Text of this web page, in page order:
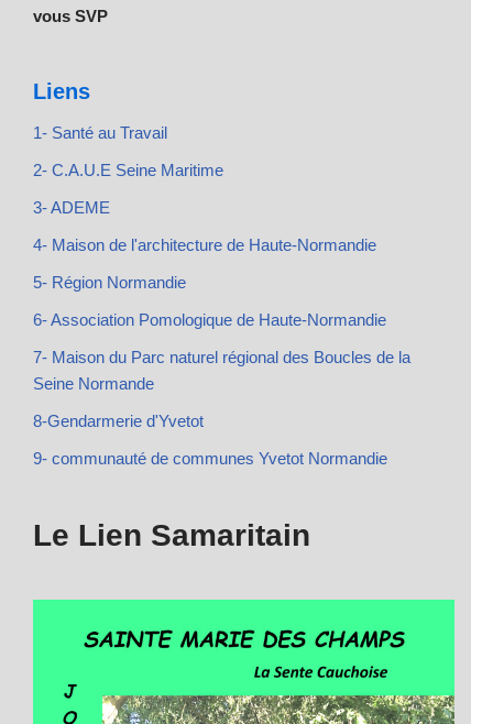
vous SVP
Liens
1- Santé au Travail
2- C.A.U.E Seine Maritime
3- ADEME
4- Maison de l'architecture de Haute-Normandie
5- Région Normandie
6- Association Pomologique de Haute-Normandie
7- Maison du Parc naturel régional des Boucles de la
Seine Normande
8-Gendarmerie d'Yvetot
9- communauté de communes Yvetot Normandie
Le Lien Samaritain